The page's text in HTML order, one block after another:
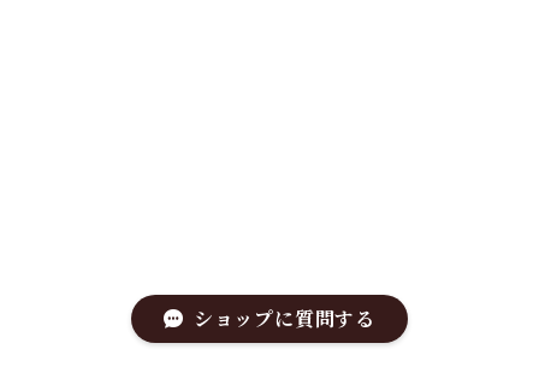
ショップに質問する